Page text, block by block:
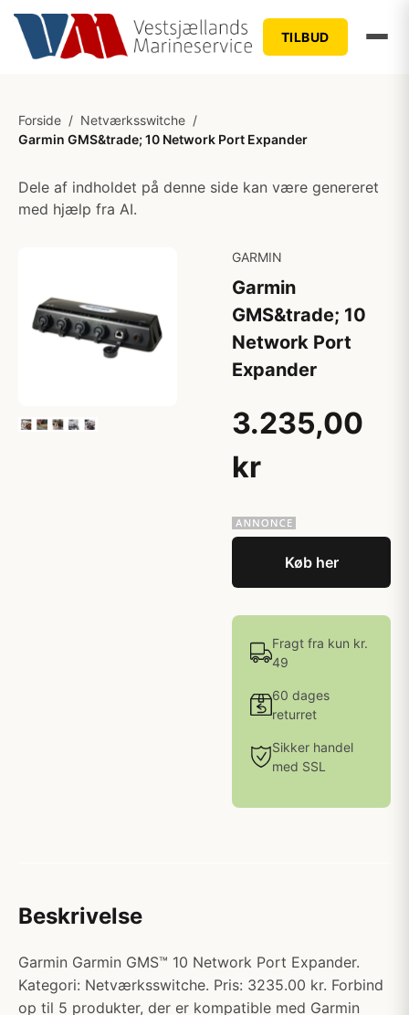
TILBUD
Forside / Netværksswitche /
Garmin GMS&trade; 10 Network Port Expander
Dele af indholdet på denne side kan være genereret
med hjælp fra AI.
GARMIN
Garmin
GMS&trade; 10
Network Port
Expander
3.235,00
kr
Køb her
Fragt fra kun kr.
49
60 dages
returret
Sikker handel
med SSL
Beskrivelse
Garmin Garmin GMS™ 10 Network Port Expander.
Kategori: Netværksswitche. Pris: 3235.00 kr. Forbind
op til 5 produkter, der er kompatible med Garmin